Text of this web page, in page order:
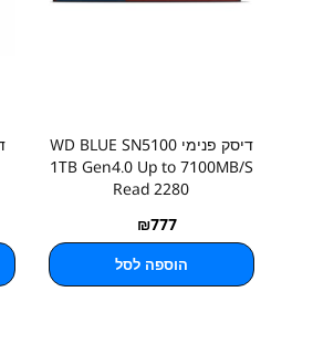
דיסק פנימי WD BLUE SN5100
1TB Gen4.0 Up to 7100MB/S
Read 2280
₪777
הוספה לסל